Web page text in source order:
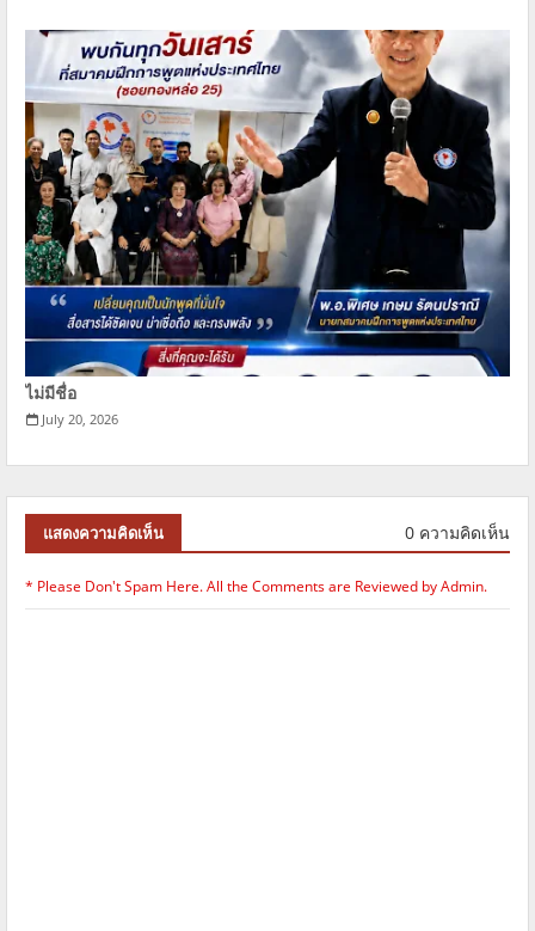
ไม่มีชื่อ
July 20, 2026
แสดงความคิดเห็น 0 ความคิดเห็น
* Please Don't Spam Here. All the Comments are Reviewed by Admin.